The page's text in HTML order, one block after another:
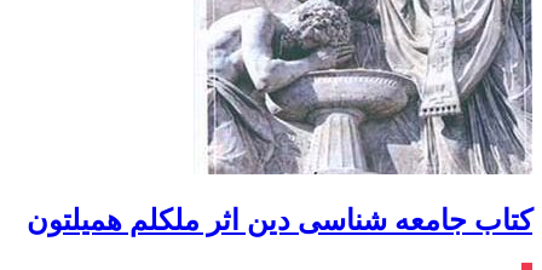
کتاب جامعه شناسی دین اثر ملکلم همیلتون